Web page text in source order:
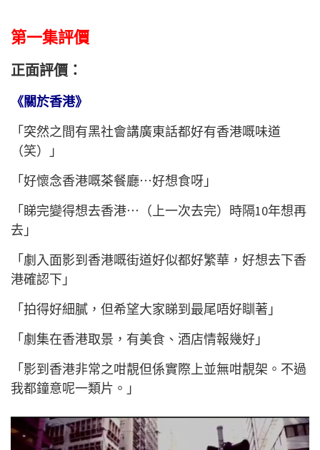
第一集評價
正面評價：
《關於香港》
「突然之間有黑社會講廣東話都好有香港嘅味道
（笑）」
「好懷念香港嘅茶餐廳⋯好想食呀」
「睇完變得想去香港⋯（上一次去完）時隔10年想再
去」
「劇入面影到香港嘅街道好似都好繁華，好想去下香
港確認下」
「拍得好細膩，但希望大家睇到最尾唔好瞓著」
「劇集在香港取景，有美食、酒店情報幾好」
「影到香港非常之咁靚但係實際上並無咁靚架。不過
我都鐘意呢一類片。」